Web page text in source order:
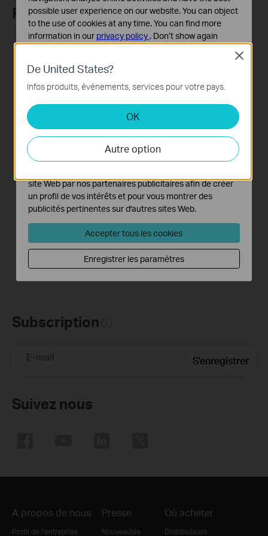
Recommend Products
Tapo RV50 Pro Omni
Aspirateur robot laveur +
station d'accueil auto-
nettoyante avancée
NOUVEAUTÉ
Tapo RVA103
Kit de remplacement pour
robot aspirateur robot
Tapo RVA102
Kit de remplacement pour
robot aspirateur Tapo
Subscription
E-mail S'enregistrer
Suivez nous
A propos de nous
Profil de l'entreprise
Presse
Nouveautés
Où acheter
Distributeurs
De United States?
Infos produits, événements, services pour votre pays.
OK
Autre option
Close
possible user experience on our website. You can object
to the use of cookies at any time. You can find more
information in our privacy policy . Don’t show again
Ces cookies sont nécessaires au fonctionnement du
site Web et ne peuvent pas être désactivés dans vos
systèmes.
Cookies d'analyse et marketing
Les cookies d'analyse nous permettent d'analyser vos
activités sur notre site Web pour améliorer et ajuster les
fonctionnalités de notre site Web.
site Web par nos partenaires publicitaires afin de créer
un profil de vos intérêts et pour vous montrer des
publicités pertinentes sur d'autres sites Web.
Accepter tous les cookies
Enregistrer les paramètres